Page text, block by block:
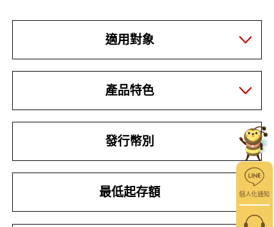
個人化通知
適用對象
產品特色
發行幣別
最低起存額